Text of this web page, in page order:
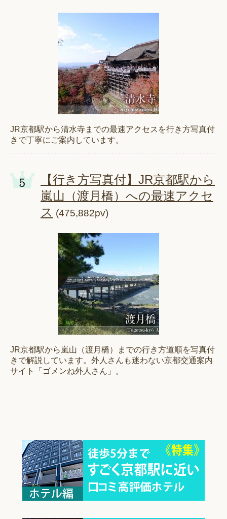
JR京都駅から清水寺までの最速アクセスを行き方写真付
きで丁寧にご案内しています。
【行き方写真付】JR京都駅から
嵐山（渡月橋）への最速アクセ
ス (475,882pv)
JR京都駅から嵐山（渡月橋）までの行き方道順を写真付
きで解説しています。外人さんも迷わない京都交通案内
サイト「ゴメンね外人さん」。